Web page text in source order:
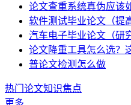
论文查重系统真伪应该
软件测试毕业论文（提
汽车电子毕业论文（研
论文降重工具怎么选？
普论文检测怎么做
热门论文知识焦点
更多